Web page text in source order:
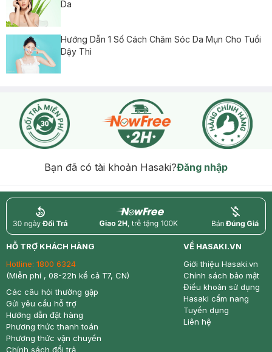
Da
Hướng Dẫn 1 Số Cách Chăm Sóc Da Mụn Cho Tuổi
Dậy Thì
Bạn đã có tài khoản Hasaki?Đăng nhập
return nowfree price
HỖ TRỢ KHÁCH HÀNG
Hotline: 1800 6324
(Miễn phí , 08-22h kể cả T7, CN)
Các câu hỏi thường gặp
Gửi yêu cầu hỗ trợ
Hướng dẫn đặt hàng
Phương thức thanh toán
Phương thức vận chuyển
Chính sách đổi trả
VỀ HASAKI.VN
Giới thiệu Hasaki.vn
Chính sách bảo mật
Điều khoản sử dụng
Hasaki cẩm nang
Tuyển dụng
Liên hệ